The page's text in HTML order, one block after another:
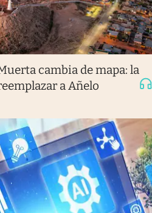
cambia de mapa: la
a Añelo